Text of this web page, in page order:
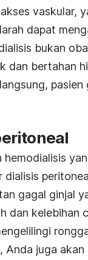
vaskular,
dapat
bukan
dan bertahan
hemodialisis
dialisis
gagal ginjal
dan kelebihan
Anda juga